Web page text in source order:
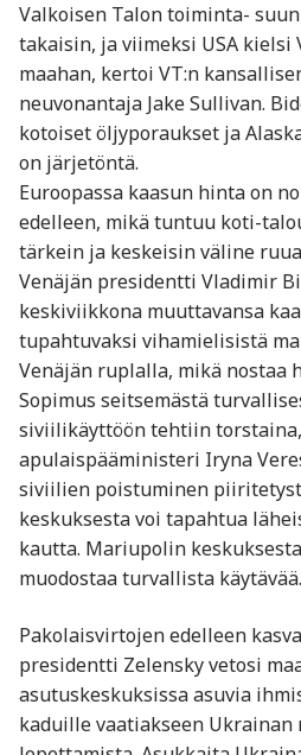
Valkoisen Talon toiminta-
takaisin, ja viimeksi USA
maahan, kertoi VT:n
neuvonantaja Jake Sullivan.
kotoiset öljyporaukset ja
on järjetöntä.
Euroopassa kaasun hinta on
edelleen, mikä tuntuu koti-
tärkein ja keskeisin väline
Venäjän presidentti Vladimir
keskiviikkona muuttavansa
tupahtuvaksi vihamielisistä
Venäjän ruplalla, mikä nostaa
Sopimus seitsemästä
siviilikäyttöön tehtiin
apulaispääministeri Iryna
siviilien poistuminen
keskuksesta voi tapahtua
kautta. Mariupolin
muodostaa turvallista käytävää.
Pakolaisvirtojen edelleen
presidentti Zelensky vetosi
asutuskeskuksissa asuvia
kaduille vaatiakseen Ukrainan